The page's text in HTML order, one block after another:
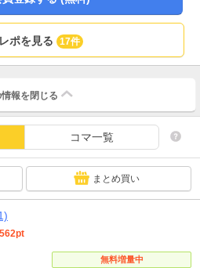
ポを見る 17件
報を 閉じる
コマ一覧
まとめ買い
無料増量中
562pt